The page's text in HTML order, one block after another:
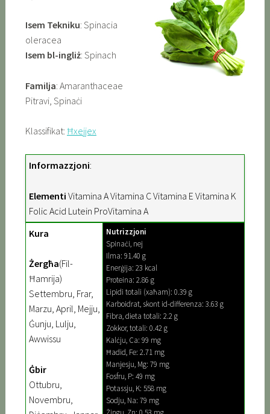
Isem Tekniku: Spinacia
oleracea
Isem bl-ingliż: Spinach
Familja: Amaranthaceae
Pitravi, Spinaċi
Klassifikat: Ħxejjex
Informazzjoni:
Elementi Vitamina A Vitamina C Vitamina E Vitamina K
Folic Acid Lutein ProVitamina A
Nutrizzjoni
Spinaċi, nej
Ilma: 91.40 g
Enerġija: 23 kcal
Proteina: 2.86 g
Lipidi totali (xaħam): 0.39 g
Karboidrat, skont id-differenza: 3.63 g
Fibra, dieta totali: 2.2 g
Zokkor, totali: 0.42 g
Kalċju, Ca: 99 mg
Ħadid, Fe: 2.71 mg
Manjesju, Mg: 79 mg
Fosfru, P: 49 mg
Potassju, K: 558 mg
Sodju, Na: 79 mg
Kura
Żergħa(Fil-
Ħamrija)
Settembru, Frar,
Marzu, April, Mejju,
Ġunju, Lulju,
Awwissu
Ġbir
Ottubru,
Novembru,